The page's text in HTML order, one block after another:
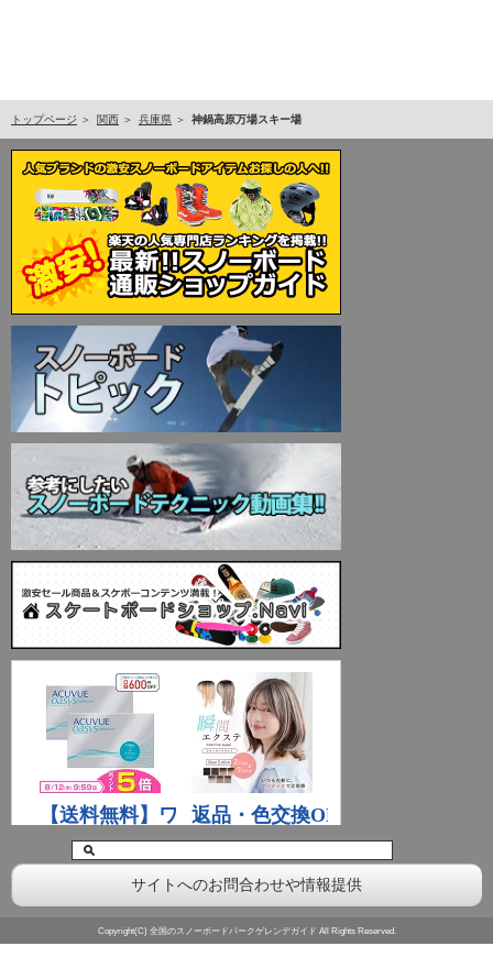
トップページ 関西 兵庫県 神鍋高原万場スキー場
サイトへのお問合わせや情報提供
Copyright(C) 全国のスノーボードパークゲレンデガイド All Rights Reserved.